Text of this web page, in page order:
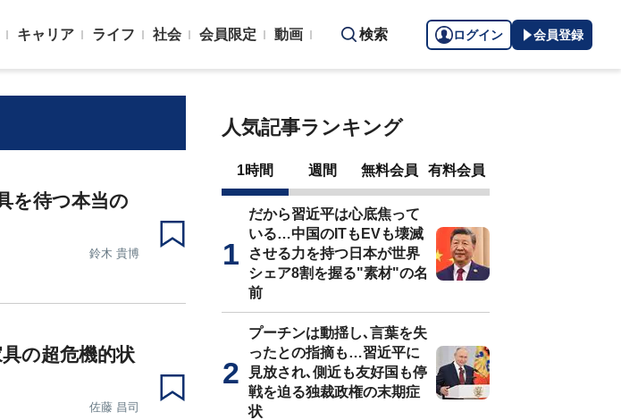
キャリア ライフ 社会 会員限定 動画 検索 ログイン 会員登録
を待つ本当の
鈴木 貴博
の超危機的状
佐藤 昌司
人気記事ランキング
1時間 週間 無料会員 有料会員
だから習近平は心底焦って
いる…中国のITもEVも壊滅
させる力を持つ日本が世界
シェア8割を握る"素材"の名
前
プーチンは動揺し､言葉を失
ったとの指摘も…習近平に
見放され､側近も友好国も停
戦を迫る独裁政権の末期症
状